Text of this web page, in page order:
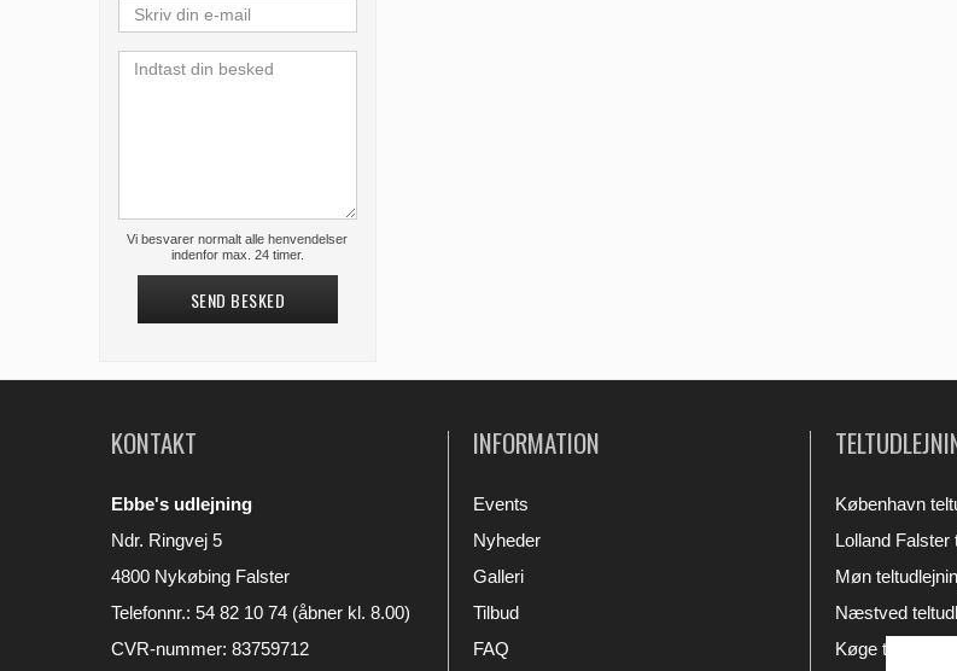
Vi besvarer normalt alle henvendelser
indenfor max. 24 timer.
SEND BESKED
KONTAKT
Ebbe's udlejning
Ndr. Ringvej 5
4800 Nykøbing Falster
Telefonnr.: 54 82 10 74 (åbner kl. 8.00)
CVR-nummer: 83759712
INFORMATION
Events
Nyheder
Galleri
Tilbud
FAQ
København
Lolland Falster
Møn
Næstved
Køge